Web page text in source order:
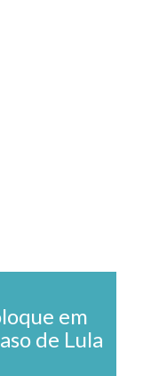
em
de Lula